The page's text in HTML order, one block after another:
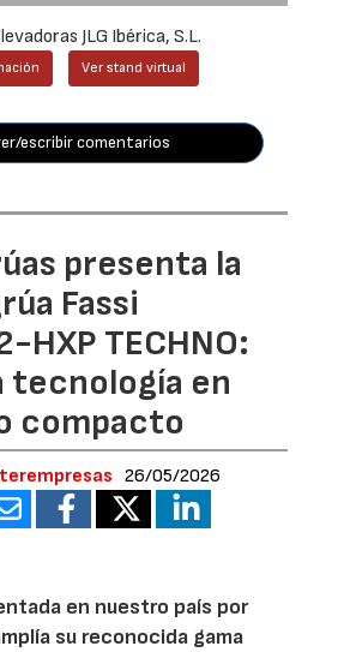
JLG Ibérica, S.L.
Ver stand virtual
escribir comentarios
presenta la
Fassi
HXP TECHNO:
tecnología en
compacto
26/05/2026
en nuestro país por
su reconocida gama